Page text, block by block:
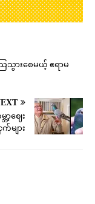
ားစေမယ့် ဧရာမ
ာ့ဈေး
များ